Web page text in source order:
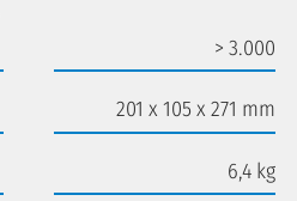
> 3.000
201 x 105 x 271 mm
6,4 kg